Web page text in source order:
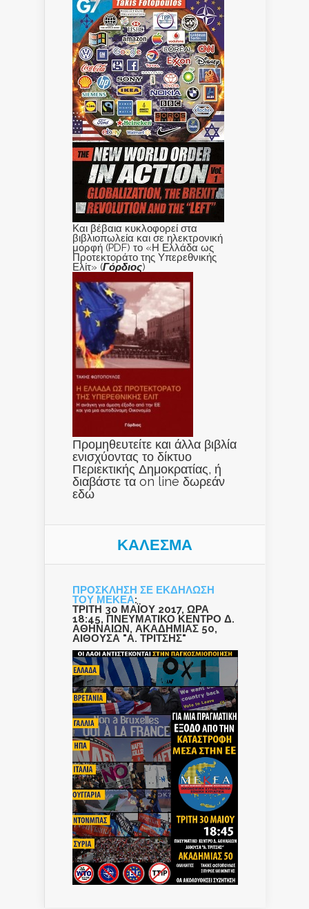
Και βέβαια κυκλοφορεί στα
βιβλιοπωλεία και σε ηλεκτρονική
μορφή (PDF) το «Η Ελλάδα ως
Προτεκτοράτο της Υπερεθνικής
Ελίτ» (Γόρδιος)
Προμηθευτείτε και άλλα βιβλία
ενισχύοντας το δίκτυο
Περιεκτικής Δημοκρατίας, ή
διαβάστε τα on line δωρεάν
εδώ
ΚΑΛΕΣΜΑ
ΠΡΟΣΚΛΗΣΗ ΣΕ ΕΚΔΗΛΩΣΗ
ΤΟΥ ΜΕΚΕΑ:
ΤΡΙΤΗ 30 ΜΑΪΟΥ 2017, ΩΡΑ
18:45, ΠΝΕΥΜΑΤΙΚΟ ΚΕΝΤΡΟ Δ.
ΑΘΗΝΑΙΩΝ, ΑΚΑΔΗΜΙΑΣ 50,
ΑΙΘΟΥΣΑ "Α. ΤΡΙΤΣΗΣ"